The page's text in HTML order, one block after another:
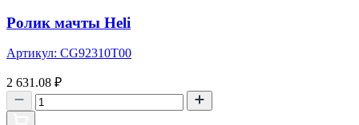
Ролик мачты Heli
Артикул: CG92310T00
2 631.08 ₽